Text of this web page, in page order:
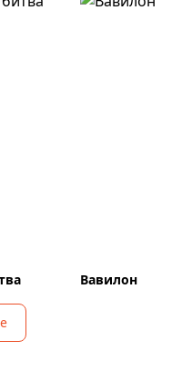
Вавилон